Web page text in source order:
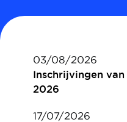
03/08/2026
Inschrijvingen
2026
17/07/2026